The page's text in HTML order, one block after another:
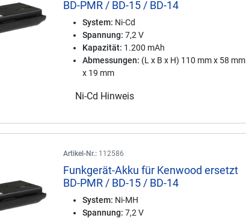
BD-PMR / BD-15 / BD-14
System: Ni-Cd
Spannung: 7,2 V
Kapazität: 1.200 mAh
Abmessungen: (L x B x H) 110 mm x 58 mm
x 19 mm
Ni-Cd Hinweis
Artikel-Nr.: 112586
Funkgerät-Akku für Kenwood ersetzt
BD-PMR / BD-15 / BD-14
System: Ni-MH
Spannung: 7,2 V